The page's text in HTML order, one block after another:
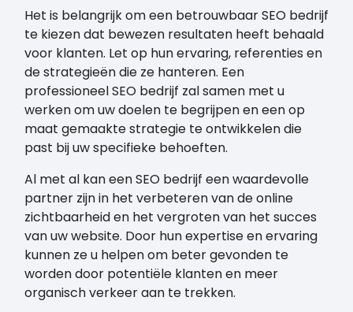
Het is belangrijk om een betrouwbaar SEO bedrijf
te kiezen dat bewezen resultaten heeft behaald
voor klanten. Let op hun ervaring, referenties en
de strategieën die ze hanteren. Een
professioneel SEO bedrijf zal samen met u
werken om uw doelen te begrijpen en een op
maat gemaakte strategie te ontwikkelen die
past bij uw specifieke behoeften.
Al met al kan een SEO bedrijf een waardevolle
partner zijn in het verbeteren van de online
zichtbaarheid en het vergroten van het succes
van uw website. Door hun expertise en ervaring
kunnen ze u helpen om beter gevonden te
worden door potentiële klanten en meer
organisch verkeer aan te trekken.